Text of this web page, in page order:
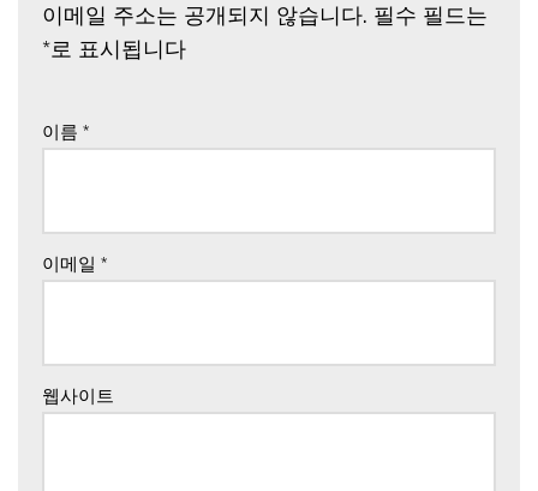
이메일 주소는 공개되지 않습니다. 필수 필드는
*로 표시됩니다
이름 *
이메일 *
웹사이트